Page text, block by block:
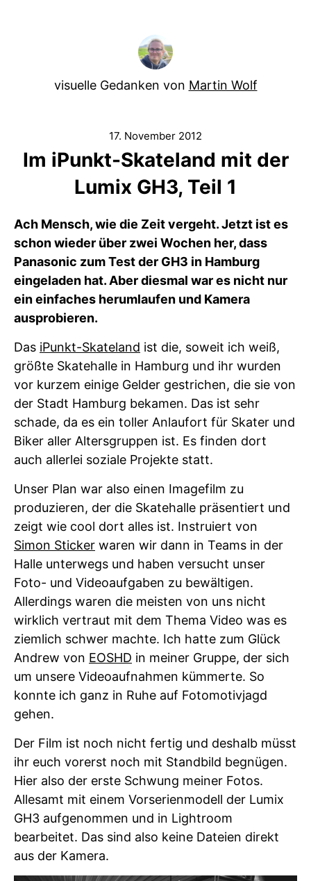
visuelle Gedanken von Martin Wolf
17. November 2012
Im iPunkt-Skateland mit der
Lumix GH3, Teil 1
Ach Mensch, wie die Zeit vergeht. Jetzt ist es
schon wieder über zwei Wochen her, dass
Panasonic zum Test der GH3 in Hamburg
eingeladen hat. Aber diesmal war es nicht nur
ein einfaches herumlaufen und Kamera
ausprobieren.
Das iPunkt-Skateland ist die, soweit ich weiß,
größte Skatehalle in Hamburg und ihr wurden
vor kurzem einige Gelder gestrichen, die sie von
der Stadt Hamburg bekamen. Das ist sehr
schade, da es ein toller Anlaufort für Skater und
Biker aller Altersgruppen ist. Es finden dort
auch allerlei soziale Projekte statt.
Unser Plan war also einen Imagefilm zu
produzieren, der die Skatehalle präsentiert und
zeigt wie cool dort alles ist. Instruiert von
Simon Sticker waren wir dann in Teams in der
Halle unterwegs und haben versucht unser
Foto- und Videoaufgaben zu bewältigen.
Allerdings waren die meisten von uns nicht
wirklich vertraut mit dem Thema Video was es
ziemlich schwer machte. Ich hatte zum Glück
Andrew von EOSHD in meiner Gruppe, der sich
um unsere Videoaufnahmen kümmerte. So
konnte ich ganz in Ruhe auf Fotomotivjagd
gehen.
Der Film ist noch nicht fertig und deshalb müsst
ihr euch vorerst noch mit Standbild begnügen.
Hier also der erste Schwung meiner Fotos.
Allesamt mit einem Vorserienmodell der Lumix
GH3 aufgenommen und in Lightroom
bearbeitet. Das sind also keine Dateien direkt
aus der Kamera.